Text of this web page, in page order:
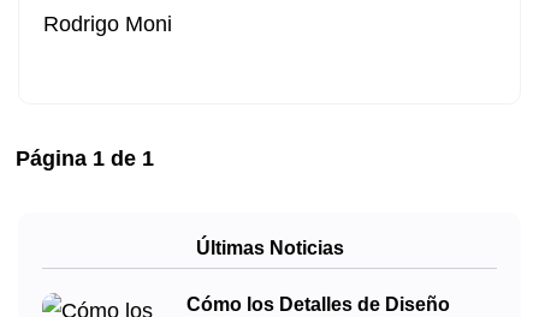
Rodrigo Moni
Página 1 de 1
Últimas Noticias
Cómo los Detalles de Diseño